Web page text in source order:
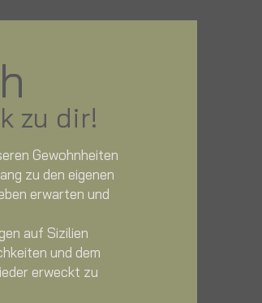
zu dir!
Gewohnheiten
zu den eigenen
erwarten und
auf Sizilien
und dem
erweckt zu